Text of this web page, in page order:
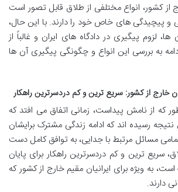
از کشور، انواع مختلفی از طلاق قابل تصور است
پیچیدگی های خاص خود را دارند. با این حال،
لزوم پیگیری در دادگاه های ایران و غالباً از
به بررسی این انواع و چگونگی پیگیری آن ها
که از نامش پیداست، زمانی اتفاق می افتد که
رسیده اند که ادامه زندگی مشترک برایشان
مسائل مرتبط با جدایی، به توافق کامل دست
سریع ترین و کم دردسرترین راهکار برای پایان
به ویژه برای ایرانیان مقیم خارج از کشور که
دارند.